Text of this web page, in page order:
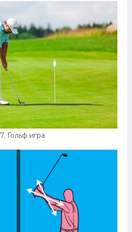
7. Гольф игра